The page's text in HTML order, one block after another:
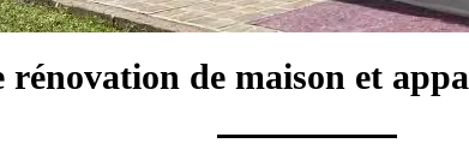
de maison et